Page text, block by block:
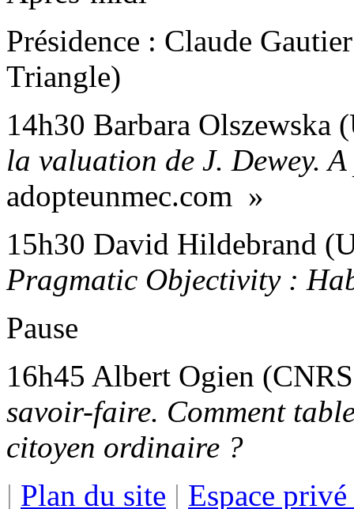
Présidence : Claude
Triangle)
14h30 Barbara
la valuation de J. Dewey.
adopteunmec.com »
15h30 David Hildebrand
Pragmatic Objectivity :
Pause
16h45 Albert Ogien
savoir-faire. Comment
citoyen ordinaire ?
| Plan du site | Espace privé